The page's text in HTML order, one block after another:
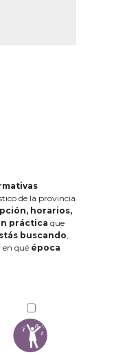
de la provincia
horarios,
práctica que
buscando,
en qué época